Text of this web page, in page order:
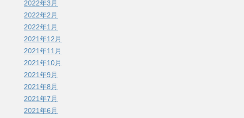
2022年3月
2022年2月
2022年1月
2021年12月
2021年11月
2021年10月
2021年9月
2021年8月
2021年7月
2021年6月